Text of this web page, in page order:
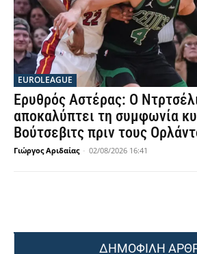
EUROLEAGUE
Ερυθρός Αστέρας: Ο
αποκαλύπτει τη συμφωνία
Βούτσεβιτς πριν τους
Γιώργος Αριδαίας - 02/08/2026 16:41
ΔΗΜΟΦΙΛΗ